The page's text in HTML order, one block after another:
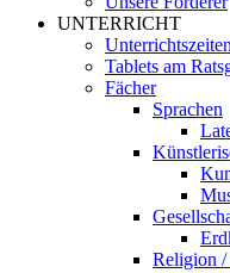
UNTERRICHT
Unterrichtszeiten
Tablets am
Fächer
Sprachen
Religion /